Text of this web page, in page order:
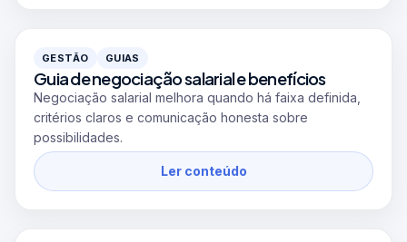
GESTÃO GUIAS
Guia de negociação salarial e benefícios
Negociação salarial melhora quando há faixa definida,
critérios claros e comunicação honesta sobre
possibilidades.
Ler conteúdo